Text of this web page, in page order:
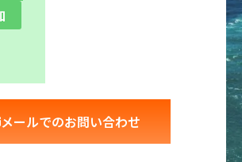
メールでのお問い合わせ